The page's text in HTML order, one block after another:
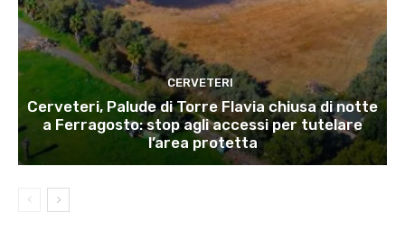
CERVETERI
Cerveteri, Palude di Torre Flavia chiusa di notte
a Ferragosto: stop agli accessi per tutelare
l’area protetta